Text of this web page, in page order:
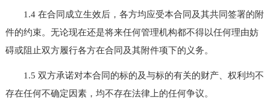
1.4 在合同成立生效后，各方均应受本合同及其共同签署的附
件的约束。无论现在还是将来任何管理机构都不得以任何理由妨
碍或阻止双方履行各方在合同及其附件项下的义务。
1.5 双方承诺对本合同的标的及与标的有关的财产、权利均不
存在任何不确定因素，均不存在法律上的任何争议。